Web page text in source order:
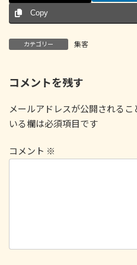
Copy
カテゴリー 集客
コメントを残す
メールアドレスが公開されるこ
いる欄は必須項目です
コメント ※